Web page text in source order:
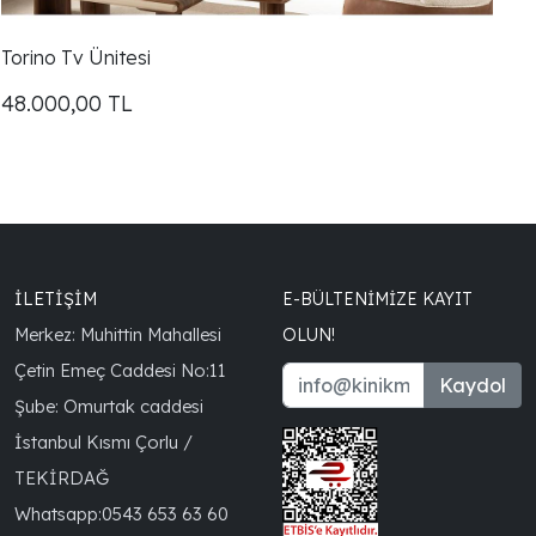
Torino Tv Ünitesi
48.000,00 TL
İLETİŞİM
Merkez: Muhittin Mahallesi
Çetin Emeç Caddesi No:11
Şube: Omurtak caddesi
İstanbul Kısmı Çorlu /
TEKİRDAĞ
Whatsapp:0543 653 63 60
E-BÜLTENIMIZE KAYIT
OLUN!
Kaydol